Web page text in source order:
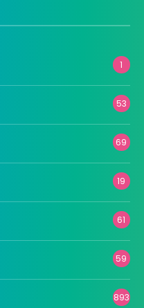
1
53
69
19
61
59
893